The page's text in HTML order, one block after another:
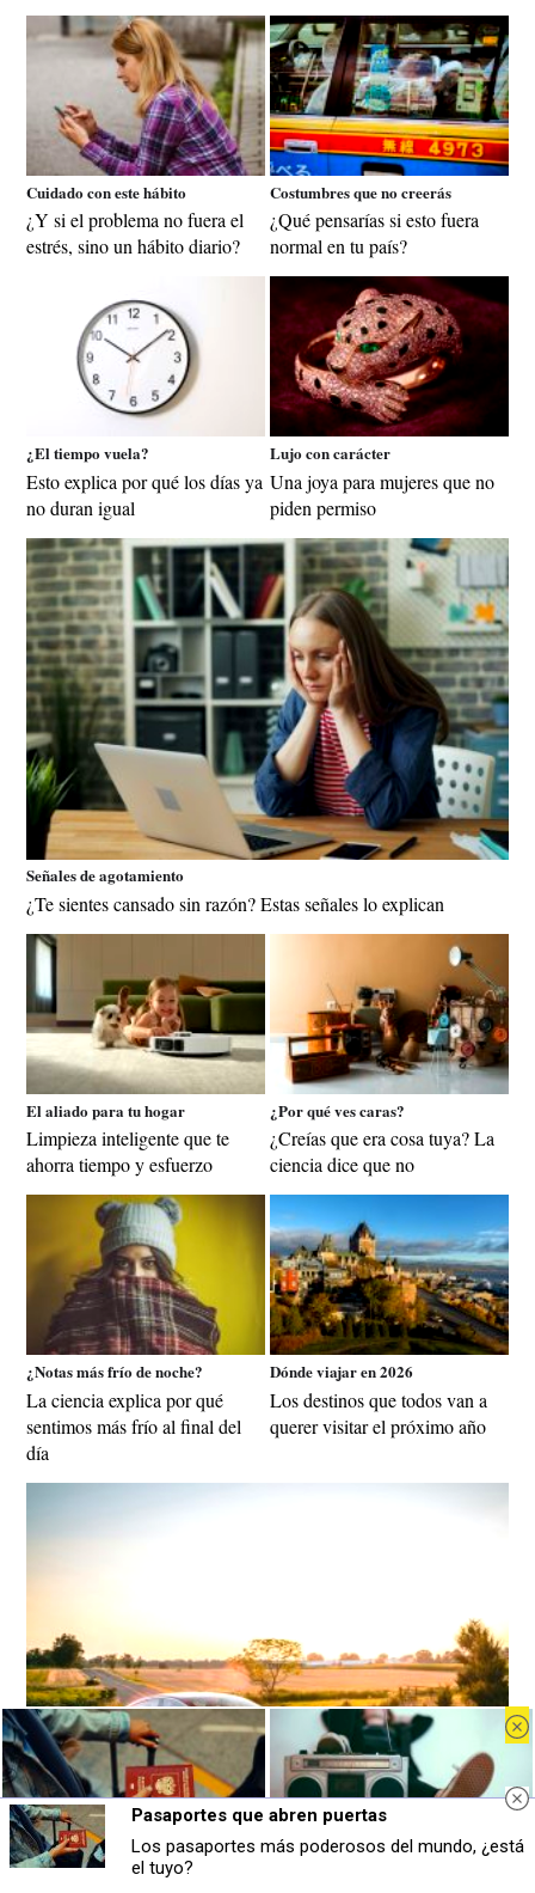
Cuidado con este hábito
¿Y si el problema no fuera el
estrés, sino un hábito diario?
Costumbres que no creerás
¿Qué pensarías si esto fuera
normal en tu país?
¿El tiempo vuela?
Esto explica por qué los días ya
no duran igual
Lujo con carácter
Una joya para mujeres que no
piden permiso
Señales de agotamiento
¿Te sientes cansado sin razón? Estas señales lo explican
El aliado para tu hogar
Limpieza inteligente que te
ahorra tiempo y esfuerzo
¿Por qué ves caras?
¿Creías que era cosa tuya? La
ciencia dice que no
¿Notas más frío de noche?
La ciencia explica por qué
sentimos más frío al final del
día
Dónde viajar en 2026
Los destinos que todos van a
querer visitar el próximo año
No es un coche cualquiera
Este coche te hará olvidar el sofá de tu casa
Pasaportes que abren puertas
Los pasaportes más poderosos del mundo,
Canciones que marcan
Pasaportes que abren puertas
Los pasaportes más poderosos del mundo, ¿está
el tuyo?